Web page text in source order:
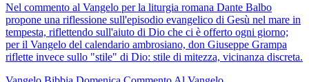
Nel commento al Vangelo per la liturgia romana Dante Balbo
propone una riflessione sull'episodio evangelico di Gesù nel mare in
tempesta, riflettendo sull'aiuto di Dio che ci è offerto ogni giorno;
per il Vangelo del calendario ambrosiano, don Giuseppe Grampa
riflette invece sullo "stile" di Dio: stile di mitezza, vicinanza discreta.